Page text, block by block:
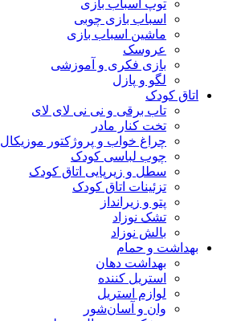
توپ اسباب بازی
اسباب بازی چوبی
ماشین اسباب بازی
عروسک
بازی فکری و آموزشی
لگو و پازل
اتاق کودک
تاب برقی و نی نی لای لای
تخت کنار مادر
چراغ خواب و پروژکتور موزیکال
چوب لباسی کودک
سطل و زیرپایی اتاق کودک
تزئینات اتاق کودک
پتو و زیرانداز
تشک نوزاد
بالش نوزاد
بهداشت و حمام
بهداشت دهان
استریل کننده
لوازم استریل
وان و آسان‌شور